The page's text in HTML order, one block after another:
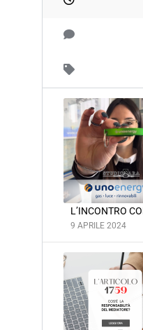
L’INCONTRO
9 APRILE 2024